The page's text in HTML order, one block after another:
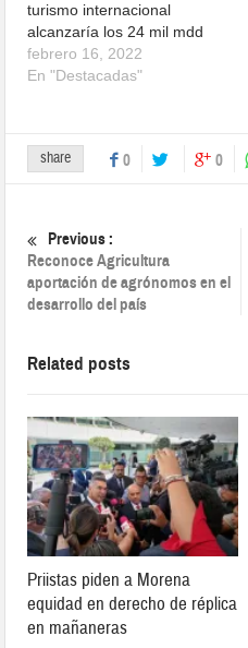
turismo internacional
alcanzaría los 24 mil mdd
febrero 16, 2022
En "Destacadas"
share 0 0
Previous :
Reconoce Agricultura
aportación de agrónomos en el
desarrollo del país
Related posts
Priistas piden a Morena
equidad en derecho de réplica
en mañaneras